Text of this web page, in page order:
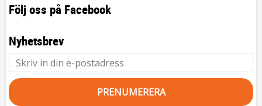
Följ oss på Facebook
Nyhetsbrev
PRENUMERERA